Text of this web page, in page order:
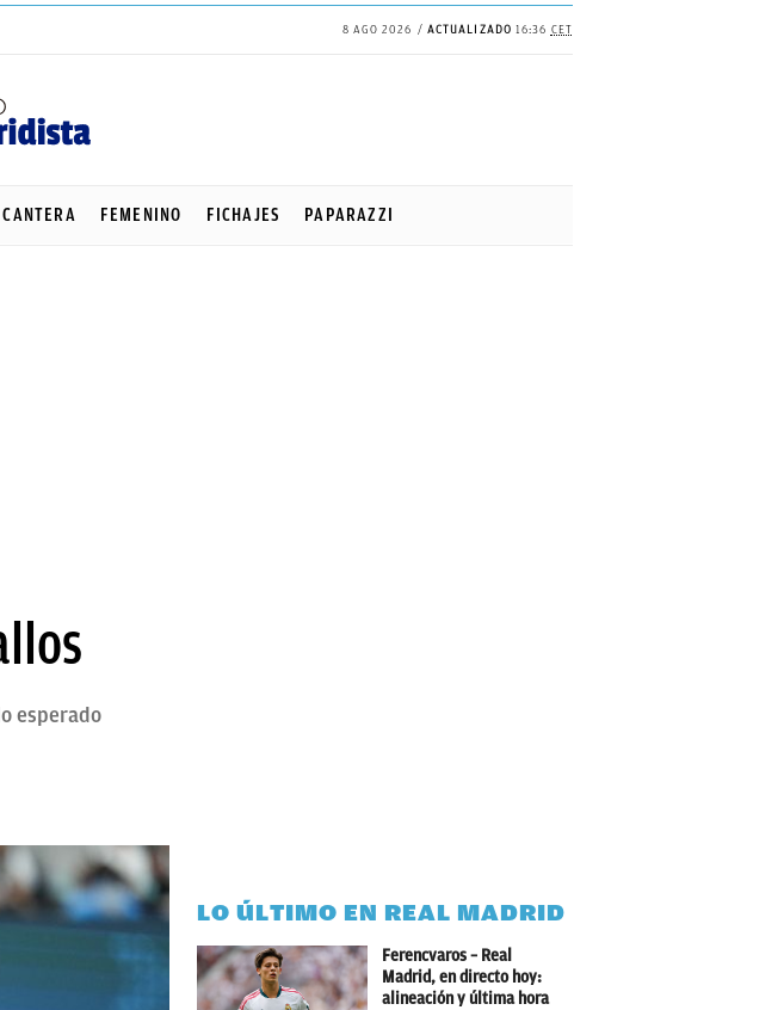
8 AGO 2026 ACTUALIZADO 16:36 CET
CANTERA FEMENINO FICHAJES PAPARAZZI
esperado
LO ÚLTIMO EN REAL MADRID
Ferencvaros – Real
Madrid, en directo hoy:
alineación y última hora